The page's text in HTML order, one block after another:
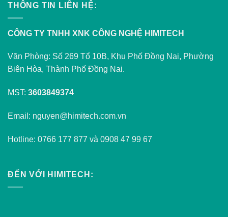
THÔNG TIN LIÊN HỆ:
CÔNG TY TNHH XNK CÔNG NGHỆ HIMITECH
Văn Phòng: Số 269 Tổ 10B, Khu Phố Đồng Nai, Phường
Biên Hòa, Thành Phố Đồng Nai.
MST: 3603849374
Email: nguyen@himitech.com.vn
Hotline: 0766 177 877 và 0908 47 99 67
ĐẾN VỚI HIMITECH: